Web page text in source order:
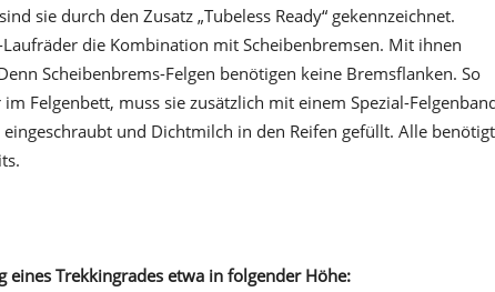
sie durch den Zusatz „Tubeless Ready“ gekennzeichnet.
die Kombination mit Scheibenbremsen. Mit ihnen
Scheibenbrems-Felgen benötigen keine Bremsflanken. So
Felgenbett, muss sie zusätzlich mit einem Spezial-
und Dichtmilch in den Reifen gefüllt. Alle
Trekkingrades etwa in folgender Höhe: